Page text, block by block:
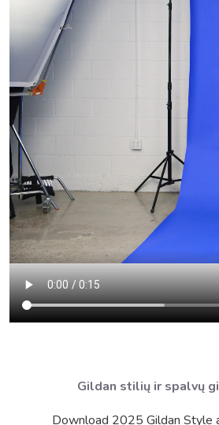
Gildan stilių ir spalvų
Download 2025 Gildan Style